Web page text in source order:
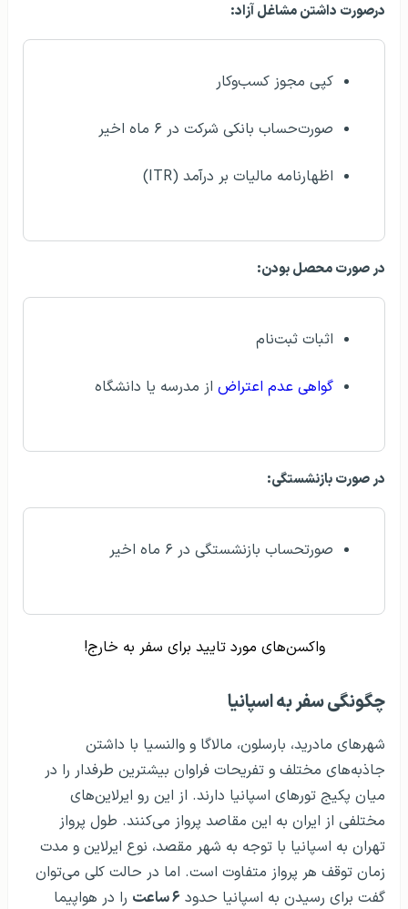
درصورت داشتن مشاغل آزاد:
کپی مجوز کسب‌وکار
صورت‌حساب بانکی شرکت در ۶ ماه اخیر
اظهارنامه مالیات بر درآمد (ITR)
در صورت محصل بودن:
اثبات ثبت‌نام
گواهی عدم اعتراض از مدرسه یا دانشگاه
در صورت بازنشستگی:
صورتحساب بازنشستگی در ۶ ماه اخیر
واکسن‌های مورد تایید برای سفر به خارج!
چگونگی سفر به اسپانیا
شهرهای مادرید، بارسلون، مالاگا و والنسیا با داشتن
جاذبه‌های مختلف و تفریحات فراوان بیشترین طرفدار را در
میان پکیج تورهای اسپانیا دارند. از این رو ایرلاین‌های
مختلفی از ایران به این مقاصد پرواز می‌کنند. طول پرواز
تهران به اسپانیا با توجه به شهر مقصد، نوع ایرلاین و مدت
زمان توقف هر پرواز متفاوت است. اما در حالت کلی می‌‌توان
گفت برای رسیدن به اسپانیا حدود ۶ ساعت
را در هواپیما